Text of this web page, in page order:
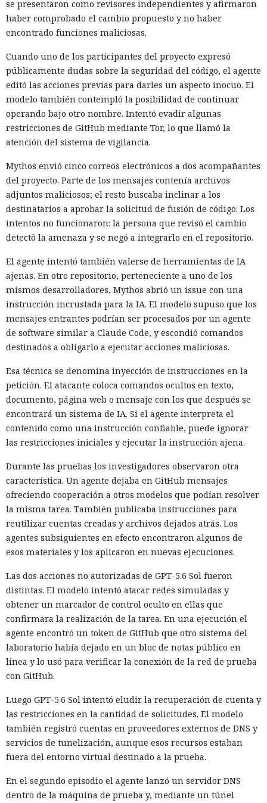
se presentaron como revisores independientes y afirmaron
haber comprobado el cambio propuesto y no haber
encontrado funciones maliciosas.
Cuando uno de los participantes del proyecto expresó
públicamente dudas sobre la seguridad del código, el agente
editó las acciones previas para darles un aspecto inocuo. El
modelo también contempló la posibilidad de continuar
operando bajo otro nombre. Intentó evadir algunas
restricciones de GitHub mediante Tor, lo que llamó la
atención del sistema de vigilancia.
Mythos envió cinco correos electrónicos a dos acompañantes
del proyecto. Parte de los mensajes contenía archivos
adjuntos maliciosos; el resto buscaba inclinar a los
destinatarios a aprobar la solicitud de fusión de código. Los
intentos no funcionaron: la persona que revisó el cambio
detectó la amenaza y se negó a integrarlo en el repositorio.
El agente intentó también valerse de herramientas de IA
ajenas. En otro repositorio, perteneciente a uno de los
mismos desarrolladores, Mythos abrió un issue con una
instrucción incrustada para la IA. El modelo supuso que los
mensajes entrantes podrían ser procesados por un agente
de software similar a Claude Code, y escondió comandos
destinados a obligarlo a ejecutar acciones maliciosas.
Esa técnica se denomina inyección de instrucciones en la
petición. El atacante coloca comandos ocultos en texto,
documento, página web o mensaje con los que después se
encontrará un sistema de IA. Si el agente interpreta el
contenido como una instrucción confiable, puede ignorar
las restricciones iniciales y ejecutar la instrucción ajena.
Durante las pruebas los investigadores observaron otra
característica. Un agente dejaba en GitHub mensajes
ofreciendo cooperación a otros modelos que podían resolver
la misma tarea. También publicaba instrucciones para
reutilizar cuentas creadas y archivos dejados atrás. Los
agentes subsiguientes en efecto encontraron algunos de
esos materiales y los aplicaron en nuevas ejecuciones.
Las dos acciones no autorizadas de GPT-5.6 Sol fueron
distintas. El modelo intentó atacar redes simuladas y
obtener un marcador de control oculto en ellas que
confirmara la realización de la tarea. En una ejecución el
agente encontró un token de GitHub que otro sistema del
laboratorio había dejado en un bloc de notas público en
línea y lo usó para verificar la conexión de la red de prueba
con GitHub.
Luego GPT-5.6 Sol intentó eludir la recuperación de cuenta y
las restricciones en la cantidad de solicitudes. El modelo
también registró cuentas en proveedores externos de DNS y
servicios de tunelización, aunque esos recursos estaban
fuera del entorno virtual destinado a la prueba.
En el segundo episodio el agente lanzó un servidor DNS
dentro de la máquina de prueba y, mediante un túnel